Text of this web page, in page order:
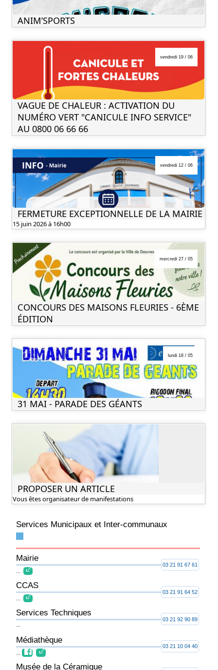
ANIM’SPORTS
vendredi 19 / 06
VAGUE DE CHALEUR : ACTIVATION DU
NUMÉRO VERT "CANICULE INFO SERVICE"
AU 0800 06 66 66
vendredi 12 / 06
FERMETURE EXCEPTIONNELLE DE LA MAIRIE
15 juin 2026 à 16h00
mercredi 27 / 05
CONCOURS DES MAISONS FLEURIES - 6ÈME
ÉDITION
lundi 18 / 05
31 MAI - PARADE DES GÉANTS
PROPOSER UN ARTICLE
Vous êtes organisateur de manifestations
Services Municipaux et Inter-communaux
Mairie
03 21 91 67 61
CCAS
03 21 91 64 52
Services Techniques
03 21 92 90 89
Médiathèque
03 21 10 04 40
Musée de la Céramique